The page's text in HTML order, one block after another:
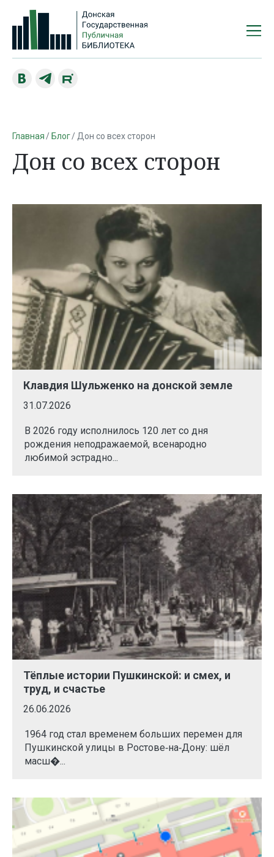
Главная Блог Дон со всех сторон
Дон со всех сторон
Клавдия Шульженко на донской земле
31.07.2026
В 2026 году исполнилось 120 лет со дня
рождения неподражаемой, всенародно
любимой эстрадно...
Тёплые истории Пушкинской: и смех, и
труд, и счастье
26.06.2026
1964 год стал временем больших перемен для
Пушкинской улицы в Ростове‑на‑Дону: шёл
масш�...